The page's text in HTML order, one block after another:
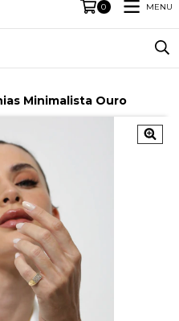
0 MENU
Minimalista Ouro